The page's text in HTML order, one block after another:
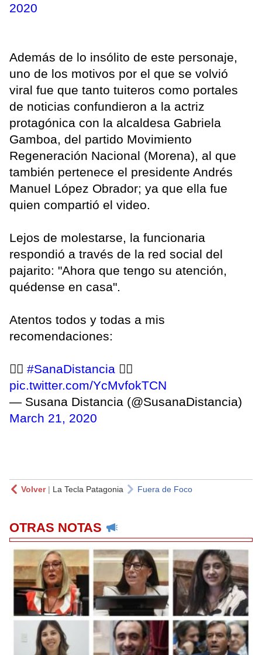
2020
Además de lo insólito de este personaje,
uno de los motivos por el que se volvió
viral fue que tanto tuiteros como portales
de noticias confundieron a la actriz
protagónica con la alcaldesa Gabriela
Gamboa, del partido Movimiento
Regeneración Nacional (Morena), al que
también pertenece el presidente Andrés
Manuel López Obrador; ya que ella fue
quien compartió el video.
Lejos de molestarse, la funcionaria
respondió a través de la red social del
pajarito: "Ahora que tengo su atención,
quédense en casa".
Atentos todos y todas a mis
recomendaciones:
👈🏼 #SanaDistancia 👉🏼
pic.twitter.com/YcMvfokTCN
— Susana Distancia (@SusanaDistancia)
March 21, 2020
Volver| La Tecla Patagonia Fuera de Foco
OTRAS NOTAS